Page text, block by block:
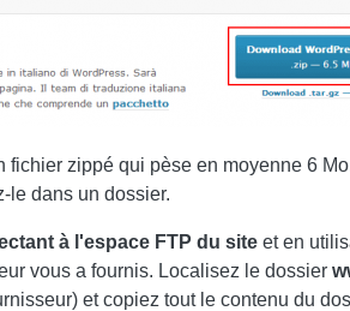
zippé qui pèse en moyenne 6
le dans un dossier.
à l'espace FTP du site et en
vous a fournis. Localisez le dossier
et copiez tout le contenu du